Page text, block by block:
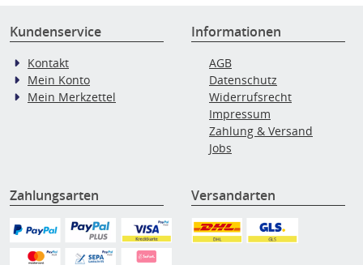
Kundenservice
Kontakt
Mein Konto
Mein Merkzettel
Informationen
AGB
Datenschutz
Widerrufsrecht
Impressum
Zahlung & Versand
Jobs
Zahlungsarten Versandarten